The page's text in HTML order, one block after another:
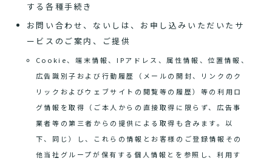
する各種手続き
お問い合わせ、ないしは、お申し込みいただいたサ
ービスのご案内、ご提供
Cookie、端末情報、IPアドレス、属性情報、位置情報、
広告識別子および行動履歴（メールの開封、リンクのク
リックおよびウェブサイトの閲覧等の履歴）等の利用ロ
グ情報を取得（ご本人からの直接取得に限らず、広告事
業者等の第三者からの提供による取得も含みます。以
下、同じ）し、これらの情報とお客様のご登録情報その
他当社グループが保有する個人情報とを参照し、利用す